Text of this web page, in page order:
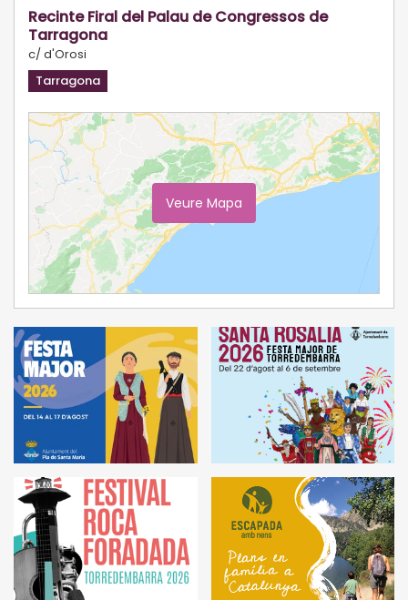
Recinte Firal del Palau de Congressos de
Tarragona
c/ d'Orosi
Tarragona
Veure Mapa